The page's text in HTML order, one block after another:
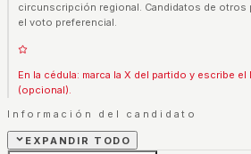
circunscripción regional. Candidatos de otros
el voto preferencial.
En la cédula: marca la X del partido y escribe
(opcional).
Información del candidato
EXPANDIR TODO